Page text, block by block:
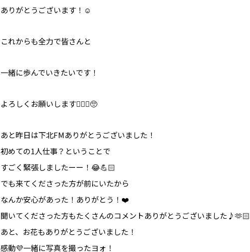
ありがとうございます！☺️
これからも全力で皆さんと
一緒に歩んでいきたいです！
よろしくお願いします🙇🏻‍♀️🥺
あと昨日は下北FMありがとうございました！
初めての1人仕事？ということで
すごく緊張しましたーー！😂💪🏻
でも来てくださった方が前にいたから
なんか安心があった！ありがとう！❤️
聞いてくださった方もたくさんのコメントありがとうございました♪🫶🏻
あと、お花もありがとうございました！
感動💜一緒に写真を撮ったヨォ！